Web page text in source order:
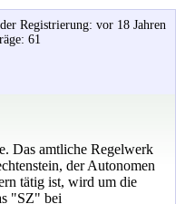
Registrierung: vor 18 Jahren
61
Das amtliche Regelwerk
der Autonomen
tätig ist, wird um die
"SZ" bei